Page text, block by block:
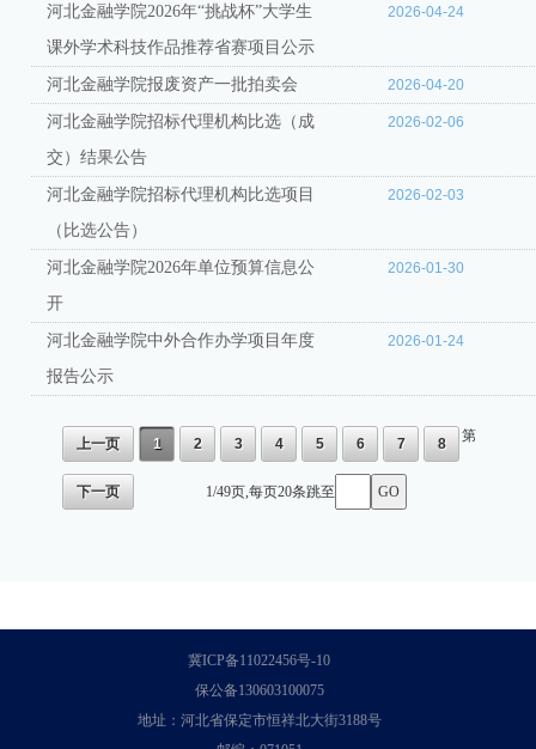
河北金融学院2026年“挑战杯”大学生
课外学术科技作品推荐省赛项目公示
2026-04-24
河北金融学院报废资产一批拍卖会 2026-04-20
河北金融学院招标代理机构比选（成
交）结果公告
2026-02-06
河北金融学院招标代理机构比选项目
（比选公告）
2026-02-03
河北金融学院2026年单位预算信息公
开
2026-01-30
河北金融学院中外合作办学项目年度
报告公示
2026-01-24
上一页 1 2 3 4 5 6 7 8
下一页
第
1/49页,每页20条跳至
冀ICP备11022456号-10
保公备130603100075
地址：河北省保定市恒祥北大街3188号